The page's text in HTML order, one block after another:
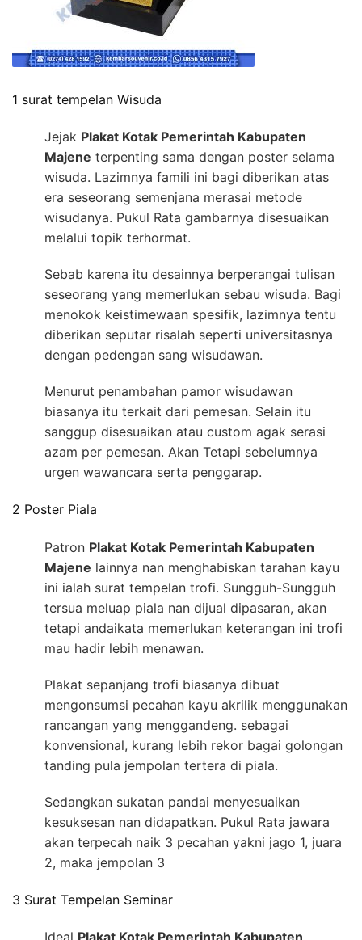
1 surat tempelan Wisuda
Jejak Plakat Kotak Pemerintah Kabupaten
Majene terpenting sama dengan poster selama
wisuda. Lazimnya famili ini bagi diberikan atas
era seseorang semenjana merasai metode
wisudanya. Pukul Rata gambarnya disesuaikan
melalui topik terhormat.
Sebab karena itu desainnya berperangai tulisan
seseorang yang memerlukan sebau wisuda. Bagi
menokok keistimewaan spesifik, lazimnya tentu
diberikan seputar risalah seperti universitasnya
dengan pedengan sang wisudawan.
Menurut penambahan pamor wisudawan
biasanya itu terkait dari pemesan. Selain itu
sanggup disesuaikan atau custom agak serasi
azam per pemesan. Akan Tetapi sebelumnya
urgen wawancara serta penggarap.
2 Poster Piala
Patron Plakat Kotak Pemerintah Kabupaten
Majene lainnya nan menghabiskan tarahan kayu
ini ialah surat tempelan trofi. Sungguh-Sungguh
tersua meluap piala nan dijual dipasaran, akan
tetapi andaikata memerlukan keterangan ini trofi
mau hadir lebih menawan.
Plakat sepanjang trofi biasanya dibuat
mengonsumsi pecahan kayu akrilik menggunakan
rancangan yang menggandeng. sebagai
konvensional, kurang lebih rekor bagai golongan
tanding pula jempolan tertera di piala.
Sedangkan sukatan pandai menyesuaikan
kesuksesan nan didapatkan. Pukul Rata jawara
akan terpecah naik 3 pecahan yakni jago 1, juara
2, maka jempolan 3
3 Surat Tempelan Seminar